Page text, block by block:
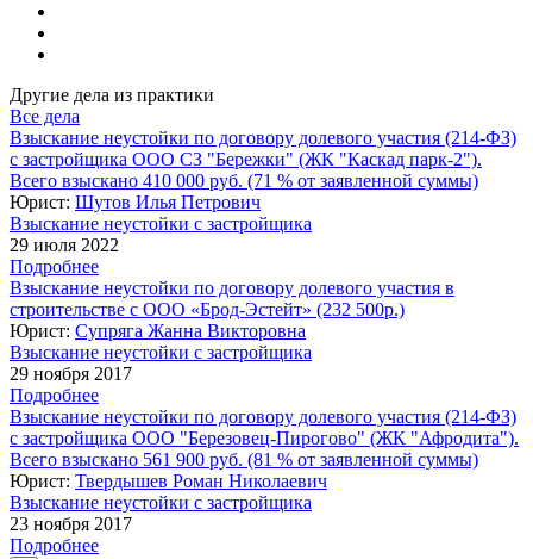
Другие дела из практики
Все дела
Взыскание неустойки по договору долевого участия (214-ФЗ)
с застройщика ООО СЗ "Бережки" (ЖК "Каскад парк-2").
Всего взыскано 410 000 руб. (71 % от заявленной суммы)
Юрист: Шутов Илья Петрович
Взыскание неустойки с застройщика
29 июля 2022
Подробнее
Взыскание неустойки по договору долевого участия в
строительстве с ООО «Брод-Эстейт» (232 500р.)
Юрист: Супряга Жанна Викторовна
Взыскание неустойки с застройщика
29 ноября 2017
Подробнее
Взыскание неустойки по договору долевого участия (214-ФЗ)
с застройщика ООО "Березовец-Пирогово" (ЖК "Афродита").
Всего взыскано 561 900 руб. (81 % от заявленной суммы)
Юрист: Твердышев Роман Николаевич
Взыскание неустойки с застройщика
23 ноября 2017
Подробнее